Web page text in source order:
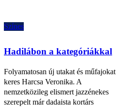
Színes
Hadilábon a kategóriákkal
Folyamatosan új utakat és műfajokat
keres Harcsa Veronika. A
nemzetközileg elismert jazzénekes
szerepelt már dadaista kortárs